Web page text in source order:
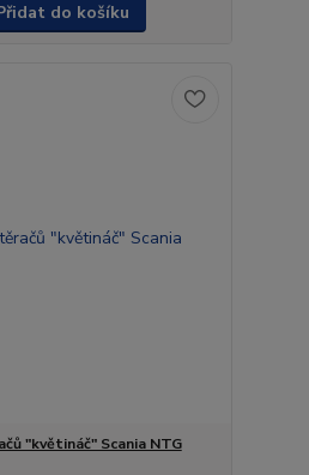
do košíku
"květináč" Scania NTG